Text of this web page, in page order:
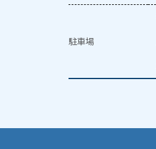
駐車場